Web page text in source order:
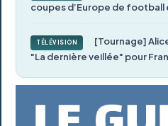
coupes d’Europe de football
TÉLÉVISION
[Tournage]
"La dernière veillée" pour